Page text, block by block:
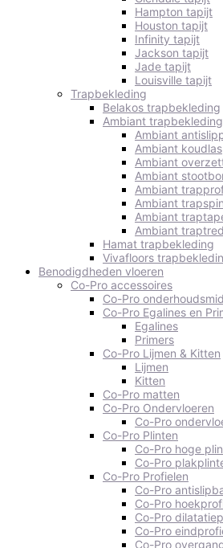
Hampton tapijt
Houston tapijt
Infinity tapijt
Jackson tapijt
Jade tapijt
Louisville tapijt
Trapbekleding
Belakos trapbekleding
Ambiant trapbekleding
Ambiant
Ambiant koudlas
Ambiant
Ambiant
Ambiant
Ambiant trapspin
Ambiant
Ambiant
Hamat trapbekleding
Vivafloors
Benodigdheden vloeren
Co-Pro accessoires
Co-Pro
Co-Pro Egalines en
Egalines
Primers
Co-Pro Lijmen & Kitten
Lijmen
Kitten
Co-Pro matten
Co-Pro Ondervloeren
Co-Pro
Co-Pro Plinten
Co-Pro hoge
Co-Pro
Co-Pro Profielen
Co-Pro
Co-Pro
Co-Pro
Co-Pro
Co-Pro